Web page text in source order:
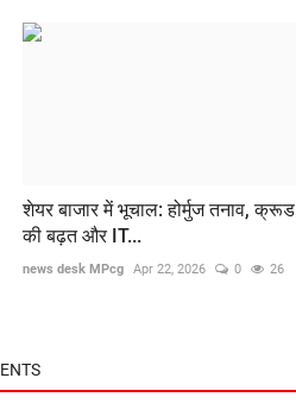
शेयर बाजार में भूचाल: होर्मुज तनाव, क्रूड
की बढ़त और IT...
news desk MPcg Apr 22, 2026 0 26